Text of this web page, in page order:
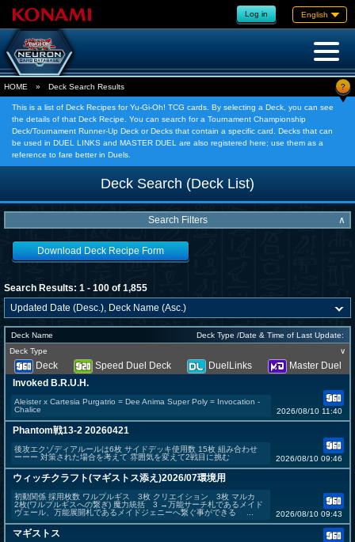
Log in English
HOME » Deck Search Results ?
This is a list of Deck Recipes for Yu-Gi-Oh! TCG cards. By selecting a Deck, you can see
the details of that Deck Recipe. You can search for a Tournament Championship
Deck/Tournament Runner-Up Deck or Decks that contain a specific card. Decks that can
be used in DUEL LINKS and MASTER DUEL are also registered here; use them as a
reference to fare better in Duels.
Deck Search (Deck List)
Search Filters ∧
Download Deck Recipe Form
Search Results: 1 - 100 of 1,855
Deck Name
Deck Type /Date & Time of Last Update:
Deck Type
∨
Deck Speed Duel Deck DuelLinks
Master Duel
Invoked B.R.U.H.
Aleister x Cartesia Purgatrio = Dee Anima Super Poly = Invocation -
Chalice
2026/08/10 11:40
Phantom戦13-2 20260421
後攻エクゾディアルールは6枚 サイドデッキ使用数 15枚 組み合わせ
ーーー 対策された場合を考えて 雰囲気を変えて2戦目に挑む
2026/08/10 09:46
ウィッチクラフト(マギストス添え)2026/07環境用
初動関係 採用枚数 ワルプルギス 3枚 クリエイション 3枚 マルカ
2枚(ワルプルギスへの繋ぎ) 魔力統括 3 →万能サーチ札であるメイド
ヴェール、万能展開札であるメイドジェニーへ繋ぐ事ができる ...
2026/08/10 09:43
マギストス